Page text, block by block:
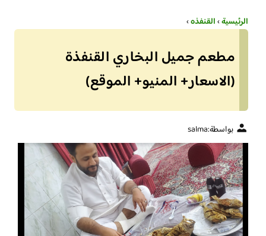
الرئيسية›القنفذه›
مطعم جميل البخاري القنفذة
(الاسعار+ المنيو+ الموقع)
بواسطة:salma